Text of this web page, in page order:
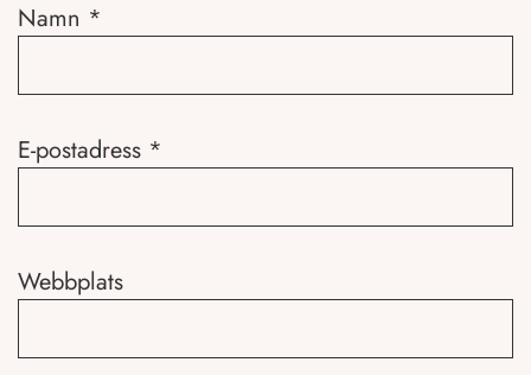
Namn *
E-postadress *
Webbplats